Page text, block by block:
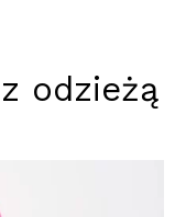
odzieżą